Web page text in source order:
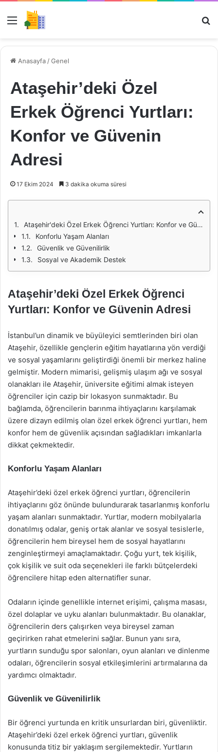
Menü
Anasayfa /Genel
Ataşehir’deki Özel
Erkek Öğrenci Yurtları:
Konfor ve Güvenin
Adresi
17 Ekim 2024 3 dakika okuma süresi
Ataşehir'deki Özel Erkek Öğrenci Yurtları: Konfor ve Güvenin Adresi
Konforlu Yaşam Alanları
Güvenlik ve Güvenilirlik
Sosyal ve Akademik Destek
Ataşehir’deki Özel Erkek Öğrenci
Yurtları: Konfor ve Güvenin Adresi
İstanbul’un dinamik ve büyüleyici semtlerinden biri olan
Ataşehir, özellikle gençlerin eğitim hayatlarına yön verdiği
ve sosyal yaşamlarını geliştirdiği önemli bir merkez haline
gelmiştir. Modern mimarisi, gelişmiş ulaşım ağı ve sosyal
olanakları ile Ataşehir, üniversite eğitimi almak isteyen
öğrenciler için cazip bir lokasyon sunmaktadır. Bu
bağlamda, öğrencilerin barınma ihtiyaçlarını karşılamak
üzere dizayn edilmiş olan özel erkek öğrenci yurtları, hem
konfor hem de güvenlik açısından sağladıkları imkanlarla
dikkat çekmektedir.
Konforlu Yaşam Alanları
Ataşehir’deki özel erkek öğrenci yurtları, öğrencilerin
ihtiyaçlarını göz önünde bulundurarak tasarlanmış konforlu
yaşam alanları sunmaktadır. Yurtlar, modern mobilyalarla
donatılmış odalar, geniş ortak alanlar ve sosyal tesislerle,
öğrencilerin hem bireysel hem de sosyal hayatlarını
zenginleştirmeyi amaçlamaktadır. Çoğu yurt, tek kişilik,
çok kişilik ve suit oda seçenekleri ile farklı bütçelerdeki
öğrencilere hitap eden alternatifler sunar.
Odaların içinde genellikle internet erişimi, çalışma masası,
özel dolaplar ve uyku alanları bulunmaktadır. Bu olanaklar,
öğrencilerin ders çalışırken veya bireysel zaman
geçirirken rahat etmelerini sağlar. Bunun yanı sıra,
yurtların sunduğu spor salonları, oyun alanları ve dinlenme
odaları, öğrencilerin sosyal etkileşimlerini artırmalarına da
yardımcı olmaktadır.
Güvenlik ve Güvenilirlik
Bir öğrenci yurtunda en kritik unsurlardan biri, güvenliktir.
Ataşehir’deki özel erkek öğrenci yurtları, güvenlik
konusunda titiz bir yaklaşım sergilemektedir. Yurtların